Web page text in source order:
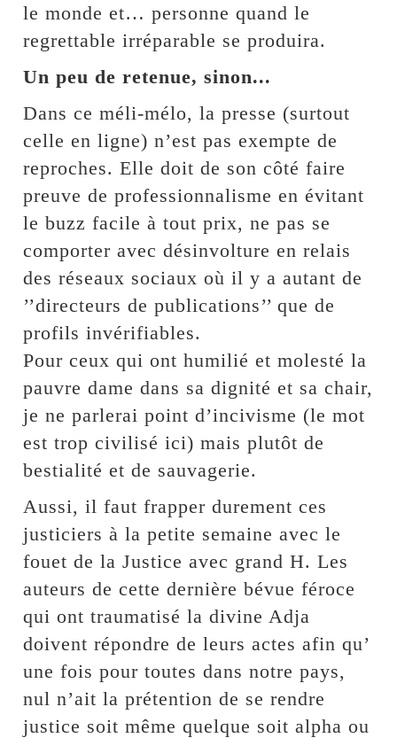
le monde et… personne quand le
regrettable irréparable se produira.
Un peu de retenue, sinon...
Dans ce méli-mélo, la presse (surtout
celle en ligne) n’est pas exempte de
reproches. Elle doit de son côté faire
preuve de professionnalisme en évitant
le buzz facile à tout prix, ne pas se
comporter avec désinvolture en relais
des réseaux sociaux où il y a autant de
’’directeurs de publications’’ que de
profils invérifiables.
Pour ceux qui ont humilié et molesté la
pauvre dame dans sa dignité et sa chair,
je ne parlerai point d’incivisme (le mot
est trop civilisé ici) mais plutôt de
bestialité et de sauvagerie.
Aussi, il faut frapper durement ces
justiciers à la petite semaine avec le
fouet de la Justice avec grand H. Les
auteurs de cette dernière bévue féroce
qui ont traumatisé la divine Adja
doivent répondre de leurs actes afin qu’
une fois pour toutes dans notre pays,
nul n’ait la prétention de se rendre
justice soit même quelque soit alpha ou